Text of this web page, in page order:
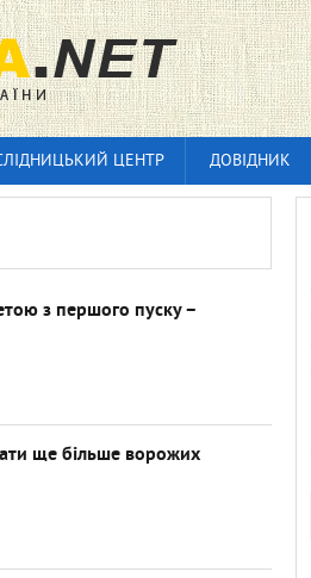
ЦЕНТР ДОВІДНИК
з першого пуску –
ще більше ворожих